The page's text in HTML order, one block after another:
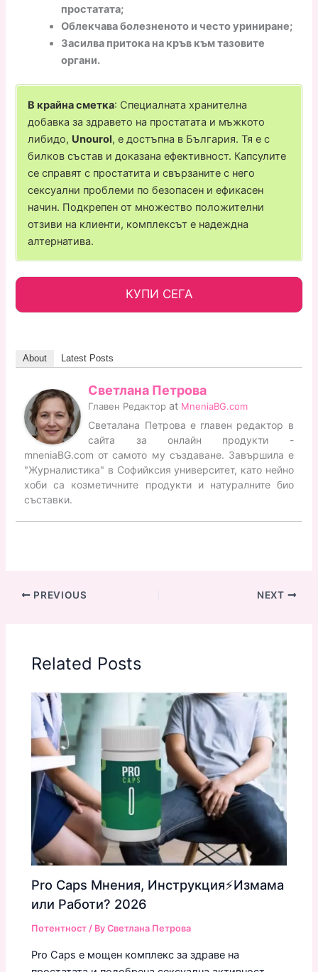
простатата;
Облекчава болезненото и често уриниране;
Засилва притока на кръв към тазовите
органи.
В крайна сметка: Специалната хранителна
добавка за здравето на простатата и мъжкото
либидо, Unourol, е достъпна в България. Тя е с
билков състав и доказана ефективност. Капсулите
се справят с простатита и свързаните с него
сексуални проблеми по безопасен и ефикасен
начин. Подкрепен от множество положителни
отзиви на клиенти, комплексът е надеждна
алтернатива.
КУПИ СЕГА
About Latest Posts
Светлана Петрова
Главен Редактор at MneniaBG.com
Светалана Петрова е главен редактор в
сайта за онлайн продукти -
mneniaBG.com от самото му създаване. Завършила е
"Журналистика" в Софийксия университет, като нейно
хоби са козметичните продукти и натуралните био
съставки.
PREVIOUS NEXT
Related Posts
Pro Caps Мнения, Инструкция⚡️Измама
или Работи? 2026
Потентност / ByСветлана Петрова
Pro Caps е мощен комплекс за здраве на